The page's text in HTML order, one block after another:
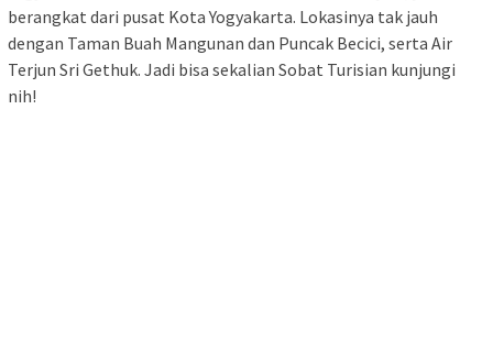
berangkat dari pusat Kota Yogyakarta. Lokasinya tak jauh
dengan Taman Buah Mangunan dan Puncak Becici, serta Air
Terjun Sri Gethuk. Jadi bisa sekalian Sobat Turisian kunjungi
nih!